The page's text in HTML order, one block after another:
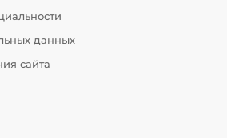
данных
сайта